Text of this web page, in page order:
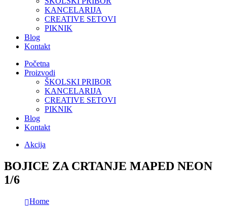
KANCELARIJA
CREATIVE SETOVI
PIKNIK
Blog
Kontakt
Početna
Proizvodi
ŠKOLSKI PRIBOR
KANCELARIJA
CREATIVE SETOVI
PIKNIK
Blog
Kontakt
Akcija
BOJICE ZA CRTANJE MAPED NEON
1/6
Home